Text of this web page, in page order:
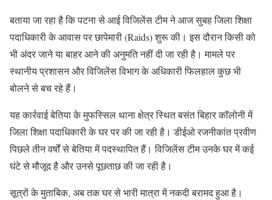
बताया जा रहा है कि पटना से आई विजिलेंस टीम ने आज सुबह जिला शिक्षा
पदाधिकारी के आवास पर छापेमारी (Raids) शुरू की। इस दौरान किसी को
भी अंदर जाने या बाहर आने की अनुमति नहीं दी जा रही है। मामले पर
स्थानीय प्रशासन और विजिलेंस विभाग के अधिकारी फिलहाल कुछ भी
बोलने से बच रहे हैं।
यह कार्रवाई बेतिया के मुफस्सिल थाना क्षेत्र स्थित बसंत बिहार कॉलोनी में
जिला शिक्षा पदाधिकारी के घर पर की जा रही है। डीईओ रजनीकांत प्रवीण
पिछले तीन वर्षों से बेतिया में पदस्थापित हैं। विजिलेंस टीम उनके घर में कई
घंटे से मौजूद है और उनसे पूछताछ की जा रही है।
सूत्रों के मुताबिक, अब तक घर से भारी मात्रा में नकदी बरामद हुआ है।